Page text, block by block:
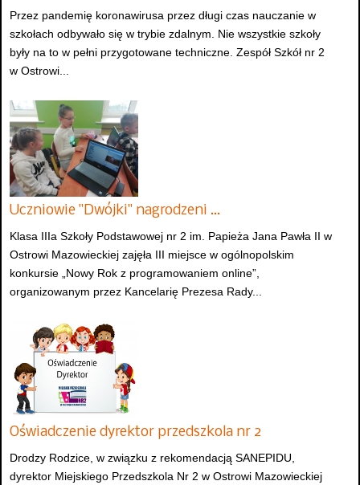
Przez pandemię koronawirusa przez długi czas nauczanie w
szkołach odbywało się w trybie zdalnym. Nie wszystkie szkoły
były na to w pełni przygotowane techniczne. Zespół Szkół nr 2
w Ostrowi...
Uczniowie "Dwójki" nagrodzeni …
Klasa IIIa Szkoły Podstawowej nr 2 im. Papieża Jana Pawła II w
Ostrowi Mazowieckiej zajęła III miejsce w ogólnopolskim
konkursie „Nowy Rok z programowaniem online”,
organizowanym przez Kancelarię Prezesa Rady...
Oświadczenie dyrektor przedszkola nr 2
Drodzy Rodzice, w związku z rekomendacją SANEPIDU,
dyrektor Miejskiego Przedszkola Nr 2 w Ostrowi Mazowieckiej